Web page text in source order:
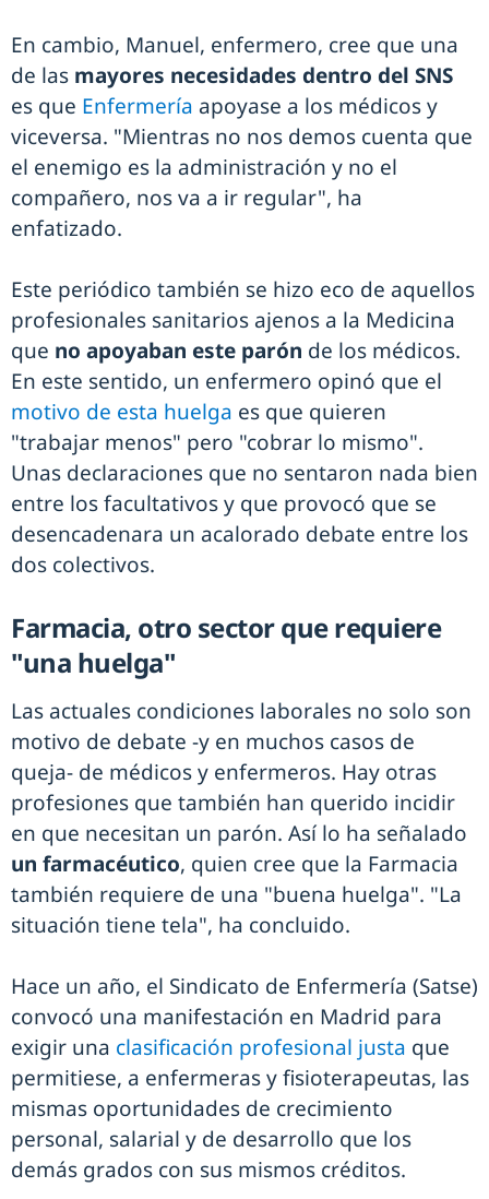
En cambio, Manuel, enfermero, cree que una
de las mayores necesidades dentro del SNS
es que Enfermería apoyase a los médicos y
viceversa. "Mientras no nos demos cuenta que
el enemigo es la administración y no el
compañero, nos va a ir regular", ha
enfatizado.
Este periódico también se hizo eco de aquellos
profesionales sanitarios ajenos a la Medicina
que no apoyaban este parón de los médicos.
En este sentido, un enfermero opinó que el
motivo de esta huelga es que quieren
"trabajar menos" pero "cobrar lo mismo".
Unas declaraciones que no sentaron nada bien
entre los facultativos y que provocó que se
desencadenara un acalorado debate entre los
dos colectivos.
Farmacia, otro sector que requiere
"una huelga"
Las actuales condiciones laborales no solo son
motivo de debate -y en muchos casos de
queja- de médicos y enfermeros. Hay otras
profesiones que también han querido incidir
en que necesitan un parón. Así lo ha señalado
un farmacéutico, quien cree que la Farmacia
también requiere de una "buena huelga". "La
situación tiene tela", ha concluido.
Hace un año, el Sindicato de Enfermería (Satse)
convocó una manifestación en Madrid para
exigir una clasificación profesional justa que
permitiese, a enfermeras y fisioterapeutas, las
mismas oportunidades de crecimiento
personal, salarial y de desarrollo que los
demás grados con sus mismos créditos.